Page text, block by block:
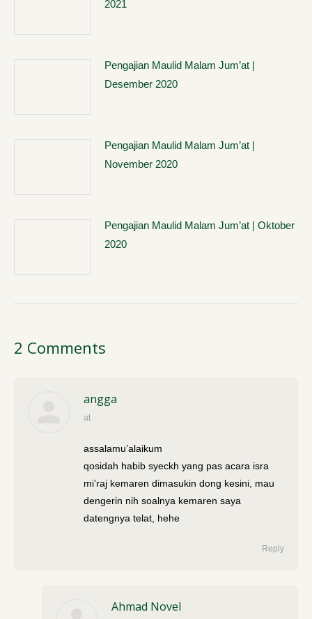
2021
Pengajian Maulid Malam Jum’at |
Desember 2020
Pengajian Maulid Malam Jum’at |
November 2020
Pengajian Maulid Malam Jum’at | Oktober
2020
2 Comments
angga
says:
at
assalamu’alaikum
qosidah habib syeckh yang pas acara isra
mi’raj kemaren dimasukin dong kesini, mau
dengerin nih soalnya kemaren saya
datengnya telat, hehe
Reply
Ahmad Novel